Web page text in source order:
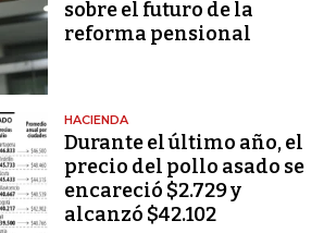
sobre el futuro de la
reforma pensional
HACIENDA
Durante el último año, el
precio del pollo asado se
encareció $2.729 y
alcanzó $42.102